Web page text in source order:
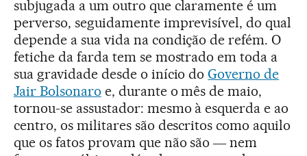
subjugada a um outro que claramente é um
perverso, seguidamente imprevisível, do qual
depende a sua vida na condição de refém. O
fetiche da farda tem se mostrado em toda a
sua gravidade desde o início doGoverno de
Jair Bolsonaro e, durante o mês de maio,
tornou-se assustador: mesmo à esquerda e ao
centro, os militares são descritos como aquilo
que os fatos provam que não são ― nem